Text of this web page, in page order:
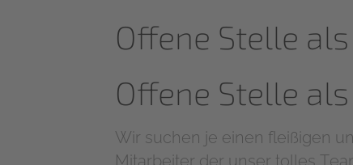
Offene Stelle
Offene Stelle
Wir suchen je einen fleißigen
Mitarbeiter der unser tolles